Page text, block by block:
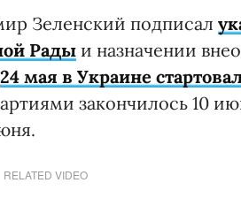
Зеленский подписал
Рады и назначении
24 мая в Украине
закончилось 10
RELATED VIDEO